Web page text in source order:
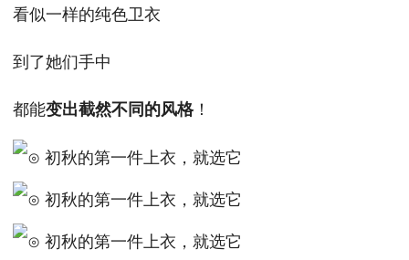
看似一样的纯色卫衣
到了她们手中
都能变出截然不同的风格！